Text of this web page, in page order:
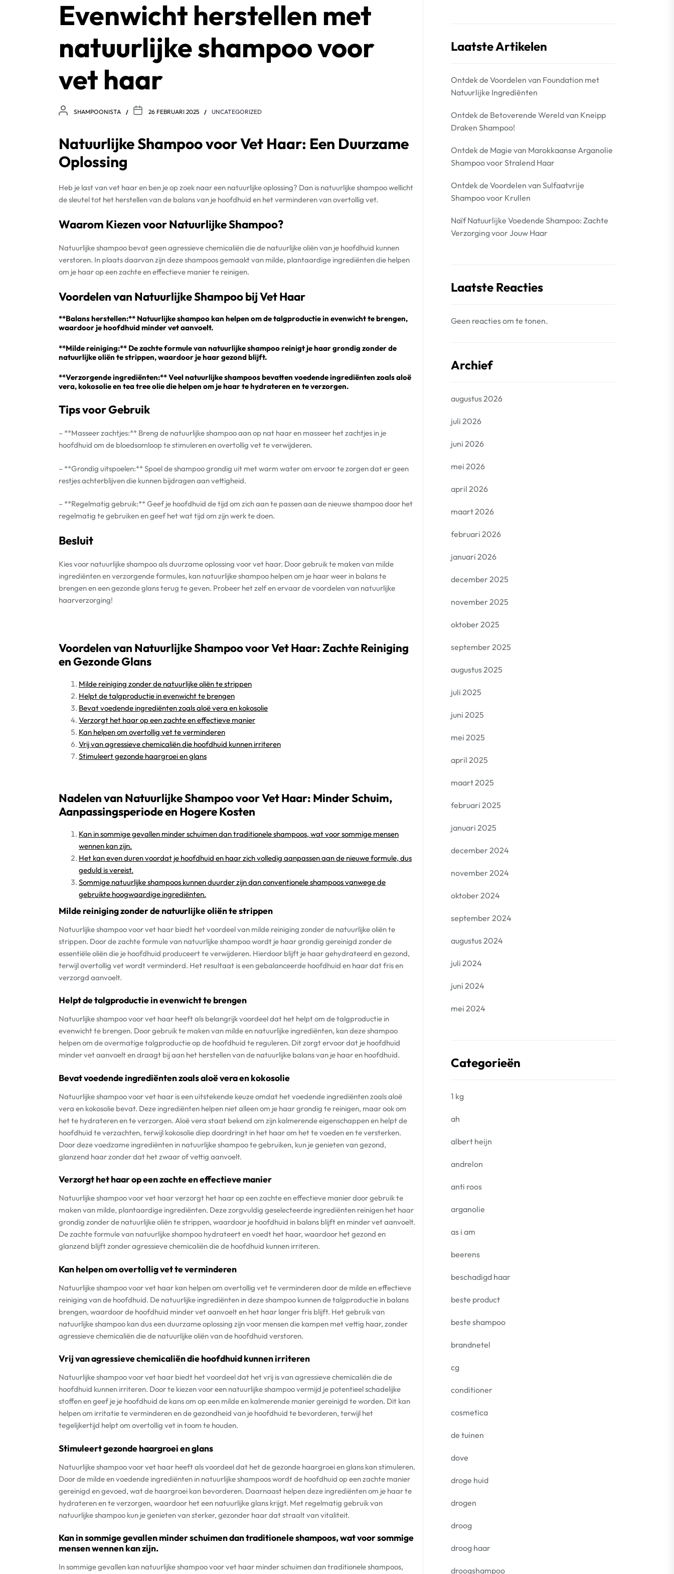
Evenwicht herstellen met
natuurlijke shampoo voor
vet haar
SHAMPOONISTA 26 FEBRUARI 2025 UNCATEGORIZED
Natuurlijke Shampoo voor Vet Haar: Een Duurzame
Oplossing
Heb je last van vet haar en ben je op zoek naar een natuurlijke oplossing? Dan is natuurlijke shampoo wellicht
de sleutel tot het herstellen van de balans van je hoofdhuid en het verminderen van overtollig vet.
Waarom Kiezen voor Natuurlijke Shampoo?
Natuurlijke shampoo bevat geen agressieve chemicaliën die de natuurlijke oliën van je hoofdhuid kunnen
verstoren. In plaats daarvan zijn deze shampoos gemaakt van milde, plantaardige ingrediënten die helpen
om je haar op een zachte en effectieve manier te reinigen.
Voordelen van Natuurlijke Shampoo bij Vet Haar
**Balans herstellen:** Natuurlijke shampoo kan helpen om de talgproductie in evenwicht te brengen,
waardoor je hoofdhuid minder vet aanvoelt.
**Milde reiniging:** De zachte formule van natuurlijke shampoo reinigt je haar grondig zonder de
natuurlijke oliën te strippen, waardoor je haar gezond blijft.
**Verzorgende ingrediënten:** Veel natuurlijke shampoos bevatten voedende ingrediënten zoals aloë
vera, kokosolie en tea tree olie die helpen om je haar te hydrateren en te verzorgen.
Tips voor Gebruik
– **Masseer zachtjes:** Breng de natuurlijke shampoo aan op nat haar en masseer het zachtjes in je
hoofdhuid om de bloedsomloop te stimuleren en overtollig vet te verwijderen.
– **Grondig uitspoelen:** Spoel de shampoo grondig uit met warm water om ervoor te zorgen dat er geen
restjes achterblijven die kunnen bijdragen aan vettigheid.
– **Regelmatig gebruik:** Geef je hoofdhuid de tijd om zich aan te passen aan de nieuwe shampoo door het
regelmatig te gebruiken en geef het wat tijd om zijn werk te doen.
Besluit
Kies voor natuurlijke shampoo als duurzame oplossing voor vet haar. Door gebruik te maken van milde
ingrediënten en verzorgende formules, kan natuurlijke shampoo helpen om je haar weer in balans te
brengen en een gezonde glans terug te geven. Probeer het zelf en ervaar de voordelen van natuurlijke
haarverzorging!
Voordelen van Natuurlijke Shampoo voor Vet Haar: Zachte Reiniging
en Gezonde Glans
Milde reiniging zonder de natuurlijke oliën te strippen
Helpt de talgproductie in evenwicht te brengen
Bevat voedende ingrediënten zoals aloë vera en kokosolie
Verzorgt het haar op een zachte en effectieve manier
Kan helpen om overtollig vet te verminderen
Vrij van agressieve chemicaliën die hoofdhuid kunnen irriteren
Stimuleert gezonde haargroei en glans
Nadelen van Natuurlijke Shampoo voor Vet Haar: Minder Schuim,
Aanpassingsperiode en Hogere Kosten
Kan in sommige gevallen minder schuimen dan traditionele shampoos, wat voor sommige mensen
wennen kan zijn.
Het kan even duren voordat je hoofdhuid en haar zich volledig aanpassen aan de nieuwe formule, dus
geduld is vereist.
Sommige natuurlijke shampoos kunnen duurder zijn dan conventionele shampoos vanwege de
gebruikte hoogwaardige ingrediënten.
Milde reiniging zonder de natuurlijke oliën te strippen
Natuurlijke shampoo voor vet haar biedt het voordeel van milde reiniging zonder de natuurlijke oliën te
strippen. Door de zachte formule van natuurlijke shampoo wordt je haar grondig gereinigd zonder de
essentiële oliën die je hoofdhuid produceert te verwijderen. Hierdoor blijft je haar gehydrateerd en gezond,
terwijl overtollig vet wordt verminderd. Het resultaat is een gebalanceerde hoofdhuid en haar dat fris en
verzorgd aanvoelt.
Helpt de talgproductie in evenwicht te brengen
Natuurlijke shampoo voor vet haar heeft als belangrijk voordeel dat het helpt om de talgproductie in
evenwicht te brengen. Door gebruik te maken van milde en natuurlijke ingrediënten, kan deze shampoo
helpen om de overmatige talgproductie op de hoofdhuid te reguleren. Dit zorgt ervoor dat je hoofdhuid
minder vet aanvoelt en draagt bij aan het herstellen van de natuurlijke balans van je haar en hoofdhuid.
Bevat voedende ingrediënten zoals aloë vera en kokosolie
Natuurlijke shampoo voor vet haar is een uitstekende keuze omdat het voedende ingrediënten zoals aloë
vera en kokosolie bevat. Deze ingrediënten helpen niet alleen om je haar grondig te reinigen, maar ook om
het te hydrateren en te verzorgen. Aloë vera staat bekend om zijn kalmerende eigenschappen en helpt de
hoofdhuid te verzachten, terwijl kokosolie diep doordringt in het haar om het te voeden en te versterken.
Door deze voedzame ingrediënten in natuurlijke shampoo te gebruiken, kun je genieten van gezond,
glanzend haar zonder dat het zwaar of vettig aanvoelt.
Verzorgt het haar op een zachte en effectieve manier
Natuurlijke shampoo voor vet haar verzorgt het haar op een zachte en effectieve manier door gebruik te
maken van milde, plantaardige ingrediënten. Deze zorgvuldig geselecteerde ingrediënten reinigen het haar
grondig zonder de natuurlijke oliën te strippen, waardoor je hoofdhuid in balans blijft en minder vet aanvoelt.
De zachte formule van natuurlijke shampoo hydrateert en voedt het haar, waardoor het gezond en
glanzend blijft zonder agressieve chemicaliën die de hoofdhuid kunnen irriteren.
Kan helpen om overtollig vet te verminderen
Natuurlijke shampoo voor vet haar kan helpen om overtollig vet te verminderen door de milde en effectieve
reiniging van de hoofdhuid. De natuurlijke ingrediënten in deze shampoo kunnen de talgproductie in balans
brengen, waardoor de hoofdhuid minder vet aanvoelt en het haar langer fris blijft. Het gebruik van
natuurlijke shampoo kan dus een duurzame oplossing zijn voor mensen die kampen met vettig haar, zonder
agressieve chemicaliën die de natuurlijke oliën van de hoofdhuid verstoren.
Vrij van agressieve chemicaliën die hoofdhuid kunnen irriteren
Natuurlijke shampoo voor vet haar biedt het voordeel dat het vrij is van agressieve chemicaliën die de
hoofdhuid kunnen irriteren. Door te kiezen voor een natuurlijke shampoo vermijd je potentieel schadelijke
stoffen en geef je je hoofdhuid de kans om op een milde en kalmerende manier gereinigd te worden. Dit kan
helpen om irritatie te verminderen en de gezondheid van je hoofdhuid te bevorderen, terwijl het
tegelijkertijd helpt om overtollig vet in toom te houden.
Stimuleert gezonde haargroei en glans
Natuurlijke shampoo voor vet haar heeft als voordeel dat het de gezonde haargroei en glans kan stimuleren.
Door de milde en voedende ingrediënten in natuurlijke shampoos wordt de hoofdhuid op een zachte manier
gereinigd en gevoed, wat de haargroei kan bevorderen. Daarnaast helpen deze ingrediënten om je haar te
hydrateren en te verzorgen, waardoor het een natuurlijke glans krijgt. Met regelmatig gebruik van
natuurlijke shampoo kun je genieten van sterker, gezonder haar dat straalt van vitaliteit.
Kan in sommige gevallen minder schuimen dan traditionele shampoos, wat voor sommige
mensen wennen kan zijn.
In sommige gevallen kan natuurlijke shampoo voor vet haar minder schuimen dan traditionele shampoos,
Laatste Artikelen
Ontdek de Voordelen van Foundation met
Natuurlijke Ingrediënten
Ontdek de Betoverende Wereld van Kneipp
Draken Shampoo!
Ontdek de Magie van Marokkaanse Arganolie
Shampoo voor Stralend Haar
Ontdek de Voordelen van Sulfaatvrije
Shampoo voor Krullen
Naïf Natuurlijke Voedende Shampoo: Zachte
Verzorging voor Jouw Haar
Laatste Reacties
Geen reacties om te tonen.
Archief
augustus 2026
juli 2026
juni 2026
mei 2026
april 2026
maart 2026
februari 2026
januari 2026
december 2025
november 2025
oktober 2025
september 2025
augustus 2025
juli 2025
juni 2025
mei 2025
april 2025
maart 2025
februari 2025
januari 2025
december 2024
november 2024
oktober 2024
september 2024
augustus 2024
juli 2024
juni 2024
mei 2024
Categorieën
1 kg
ah
albert heijn
andrelon
anti roos
arganolie
as i am
beerens
beschadigd haar
beste product
beste shampoo
brandnetel
cg
conditioner
cosmetica
de tuinen
dove
droge huid
drogen
droog
droog haar
droogshampoo